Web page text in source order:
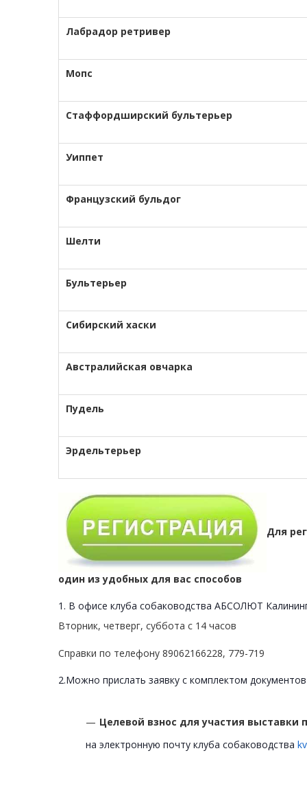
Лабрадор ретривер
Мопс
Стаффордширский бультерьер
Уиппет
Французский бульдог
Шелти
Бультерьер
Сибирский хаски
Австралийская овчарка
Пудель
Эрдельтерьер
Для
один из удобных для вас способов
1. В офисе клуба собаководства АБСОЛЮТ
Вторник, четверг, суббота с 14 часов
Справки по телефону 89062166228, 779-719
2.Можно прислать заявку с комплектом
Целевой взнос для участия выставки
на электронную почту клуба собаководства